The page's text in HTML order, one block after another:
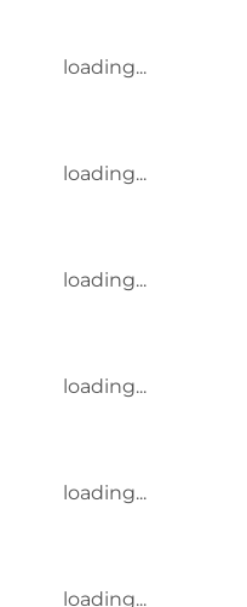
loading...
loading...
loading...
loading...
loading...
loading...